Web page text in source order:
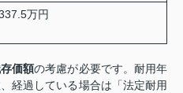
万円
価額の考慮が必要です。耐用年
経過している場合は「法定耐用